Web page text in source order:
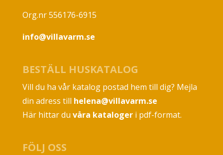
Org.nr 556176-6915
info@villavarm.se
BESTÄLL HUSKATALOG
Vill du ha vår katalog postad hem till dig? Mejla
din adress till helena@villavarm.se
Här hittar du våra katalogeri pdf-format.
FÖLJ OSS